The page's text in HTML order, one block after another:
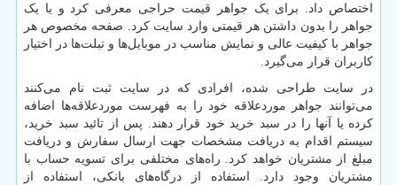
اختصاص داد. برای یک جواهر قیمت حراجی معرفی کرد و یا یک
جواهر را بدون داشتن هر قیمتی وارد سایت کرد. صفحه مخصوص هر
جواهر با کیفیت عالی و نمایش مناسب در موبایل‌ها و تبلت‌ها در اختیار
کاربران قرار می‌گیرد.
در سایت طراحی شده، افرادی که در سایت ثبت نام می‌کنند
می‌توانند جواهر موردعلاقه خود را به فهرست موردعلاقه‌ها اضافه
کرده یا آنها را در سبد خرید خود قرار دهند. پس از تائید سبد خرید،
سیستم اقدام به دریافت مشخصات جهت ارسال سفارش و دریافت
مبلغ از مشتریان خواهد کرد. راه‌های مختلفی برای تسویه حساب با
مشتریان وجود دارد. استفاده از درگاه‌های بانکی، استفاده از